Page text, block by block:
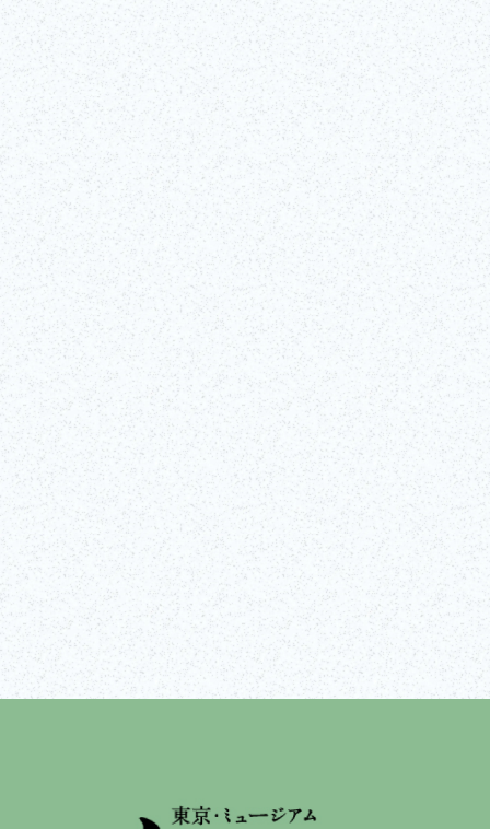
©Edo-Tokyo Museum
자세한 내용 확인
웹사이트 방문
모두 보기